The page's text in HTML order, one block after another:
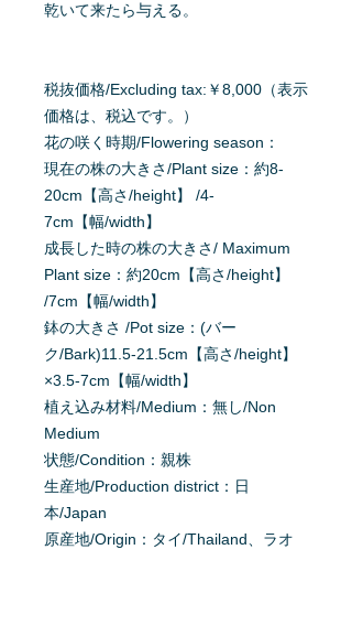
乾いて来たら与える。
税抜価格/Excluding tax:￥8,000（表示
価格は、税込です。）
花の咲く時期/Flowering season：
現在の株の大きさ/Plant size：約8-
20cm【高さ/height】 /4-
7cm【幅/width】
成長した時の株の大きさ/ Maximum
Plant size：約20cm【高さ/height】
/7cm【幅/width】
鉢の大きさ /Pot size：(バー
ク/Bark)11.5-21.5cm【高さ/height】
×3.5-7cm【幅/width】
植え込み材料/Medium：無し/Non
Medium
状態/Condition：親株
生産地/Production district：日
本/Japan
原産地/Origin：タイ/Thailand、ラオ